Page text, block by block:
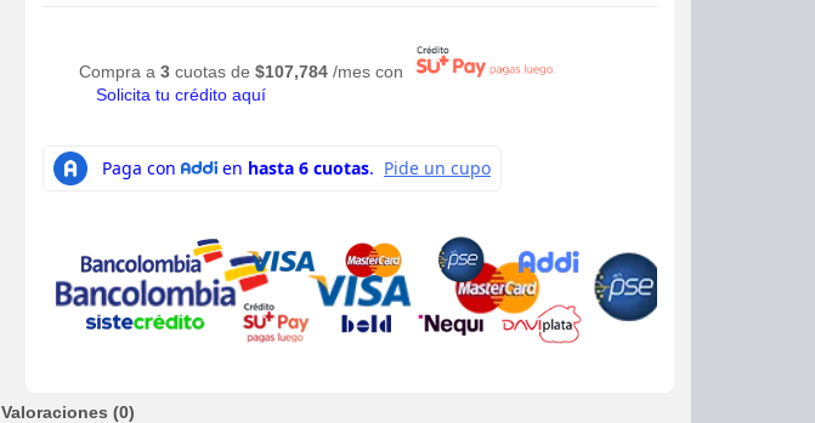
Compra a3 cuotas de$107,784 /mes con
Solicita tu crédito aquí
Valoraciones (0)